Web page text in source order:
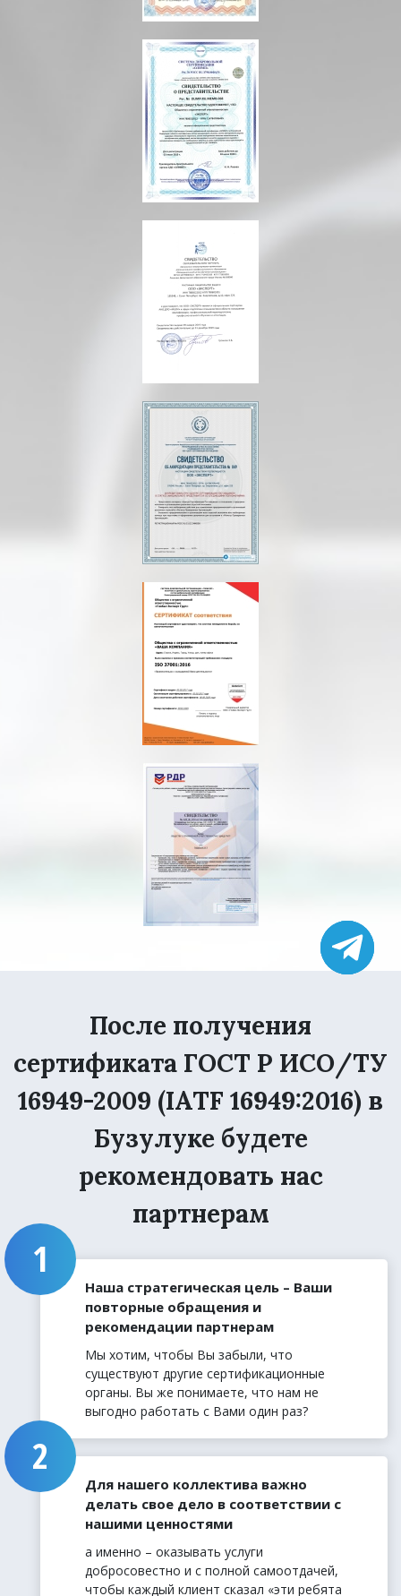
После получения
сертификата ГОСТ Р ИСО/ТУ
16949-2009 (IATF 16949:2016) в
Бузулуке будете
рекомендовать нас
партнерам
Наша стратегическая цель – Ваши
повторные обращения и
рекомендации партнерам
Мы хотим, чтобы Вы забыли, что
существуют другие сертификационные
органы. Вы же понимаете, что нам не
выгодно работать с Вами один раз?
Для нашего коллектива важно
делать свое дело в соответствии с
нашими ценностями
а именно – оказывать услуги
добросовестно и с полной самоотдачей,
чтобы каждый клиент сказал «эти ребята